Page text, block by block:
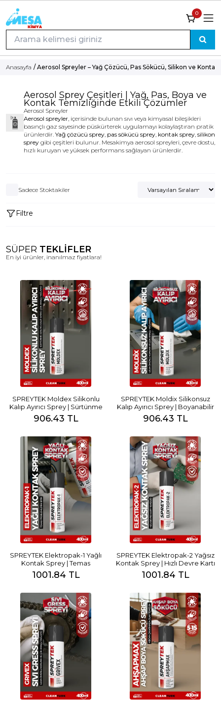
0
Anasayfa / Aerosol Spreyler – Yağ Çözücü, Pas Sökücü, Silikon ve
Aerosol Sprey Çeşitleri | Yağ, Pas, Boya ve
Kontak Temizliğinde Etkili Çözümler
Aerosol Spreyler
Aerosol spreyler, içerisinde bulunan sıvı veya kimyasal bileşikleri
basınçlı gaz sayesinde püskürterek uygulamayı kolaylaştıran pratik
ürünlerdir. Yağ çözücü sprey, pas sökücü sprey, kontak sprey, silikon
sprey gibi çeşitleri bulunur. Mesakimya aerosol spreyleri, çevre dostu,
hızlı kuruyan ve yüksek performans sağlayan ürünlerdir.
Sadece Stoktakiler
Filtre
SÜPER TEKLİFLER
En iyi ürünler, inanılmaz fiyatlara!
SPREYTEK Moldex Silikonlu
Kalıp Ayırıcı Sprey | Sürtünme
Azaltıcı, Kalıp Ayırıcı, Çok
Amaçlı Yağlayıcı
906.43 TL
SPREYTEK Moldix Silikonsuz
Kalıp Ayırıcı Sprey | Boyanabilir
ve Endüstriyel Güç
906.43 TL
SPREYTEK Elektropak-1 Yağlı
Kontak Sprey | Temas
Problemlerini Bitir
1001.84 TL
SPREYTEK Elektropak-2 Yağsız
Kontak Sprey | Hızlı Devre Kartı
Temizliği
1001.84 TL